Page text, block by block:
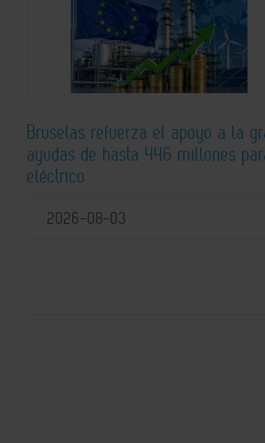
Bruselas refuerza el apoyo a la
ayudas de hasta 446 millones
eléctrico
2026-08-03